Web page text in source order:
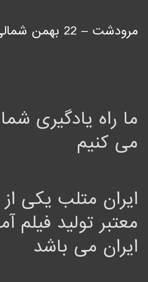
مرودشت – 22 بهمن شمالی
ما راه یادگیری
می کنیم
ایران متلب یکی
معتبر تولید فیلم
ایران می باشد